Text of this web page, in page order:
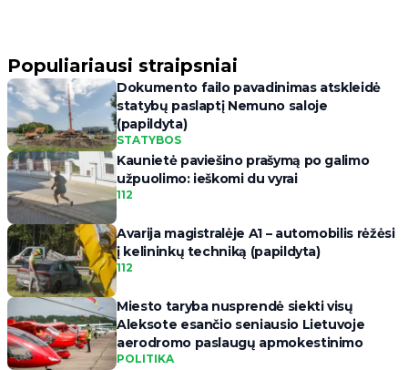
Populiariausi straipsniai
Dokumento failo pavadinimas atskleidė
statybų paslaptį Nemuno saloje
(papildyta)
STATYBOS
Kaunietė paviešino prašymą po galimo
užpuolimo: ieškomi du vyrai
112
Avarija magistralėje A1 – automobilis rėžėsi
į kelininkų techniką (papildyta)
112
Miesto taryba nusprendė siekti visų
Aleksote esančio seniausio Lietuvoje
aerodromo paslaugų apmokestinimo
POLITIKA